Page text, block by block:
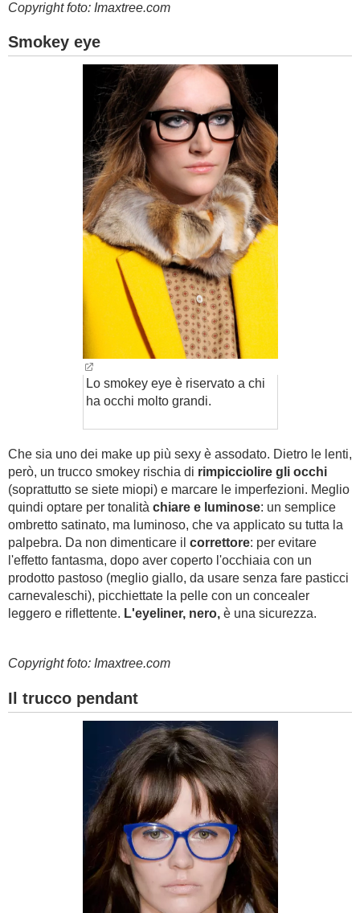
Copyright foto: Imaxtree.com
Smokey eye
Lo smokey eye è riservato a chi
ha occhi molto grandi.
Che sia uno dei make up più sexy è assodato. Dietro le lenti,
però, un trucco smokey rischia di rimpicciolire gli occhi
(soprattutto se siete miopi) e marcare le imperfezioni. Meglio
quindi optare per tonalità chiare e luminose: un semplice
ombretto satinato, ma luminoso, che va applicato su tutta la
palpebra. Da non dimenticare il correttore: per evitare
l'effetto fantasma, dopo aver coperto l'occhiaia con un
prodotto pastoso (meglio giallo, da usare senza fare pasticci
carnevaleschi), picchiettate la pelle con un concealer
leggero e riflettente. L'eyeliner, nero, è una sicurezza.
Copyright foto: Imaxtree.com
Il trucco pendant